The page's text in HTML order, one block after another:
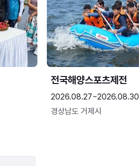
전국해양스포츠제전
2026.08.27~2026.08.30
경상남도 거제시